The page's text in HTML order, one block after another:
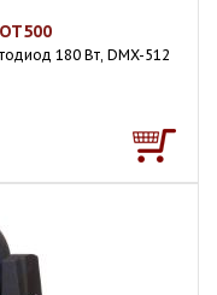
180 Вт, DMX-512